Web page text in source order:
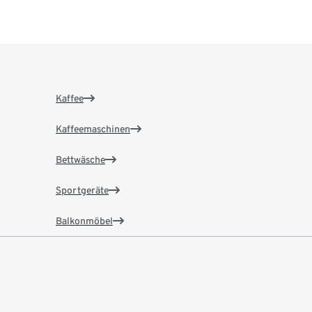
Kaffee
Kaffeemaschinen
Bettwäsche
Sportgeräte
Balkonmöbel